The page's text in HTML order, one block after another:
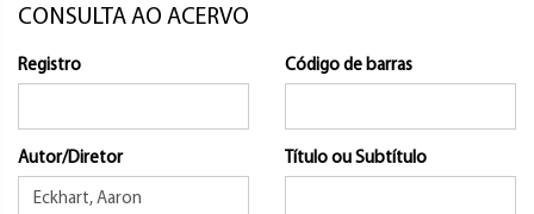
CONSULTA AO ACERVO
Registro Código de barras
Autor/Diretor Título ou Subtítulo